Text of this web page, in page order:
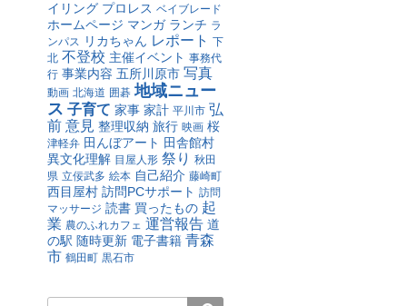
イリング プロレス ベイブレード
ホームページ マンガ ランチ ラ
ンパス リカちゃん レポート 下
北 不登校 主催イベント 事務代
行 事業内容 五所川原市 写真
動画 北海道 囲碁 地域ニュー
ス 子育て 家事 家計 平川市 弘
前 意見 整理収納 旅行 映画 桜
津軽弁 田んぼアート 田舎館村
異文化理解 目屋人形 祭り 秋田
県 立佞武多 絵本 自己紹介 藤崎町
西目屋村 訪問PCサポート 訪問
マッサージ 読書 買ったもの 起
業 農のふれカフェ 運営報告 道
の駅 随時更新 電子書籍 青森
市 鶴田町 黒石市